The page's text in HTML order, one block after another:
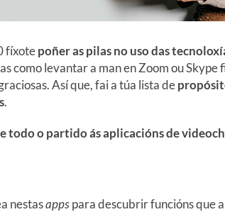
fíxotepoñer as pilas no uso das
como levantar a man en Zoom ou
Así que, fai a túa lista de
.
todo o partido ás aplicacións de
nestasappspara descubrir funcións que